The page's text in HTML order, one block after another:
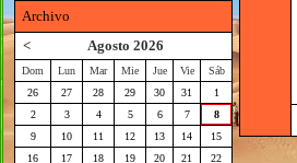
Archivo
<
Agosto 2026
Dom Lun Mar Mie Jue Vie
Sáb
26
27 28 29 30 31
1
2
3 4 5 6 7
8
9
10 11 12 13 14
15
16
17 18 19 20 21 22